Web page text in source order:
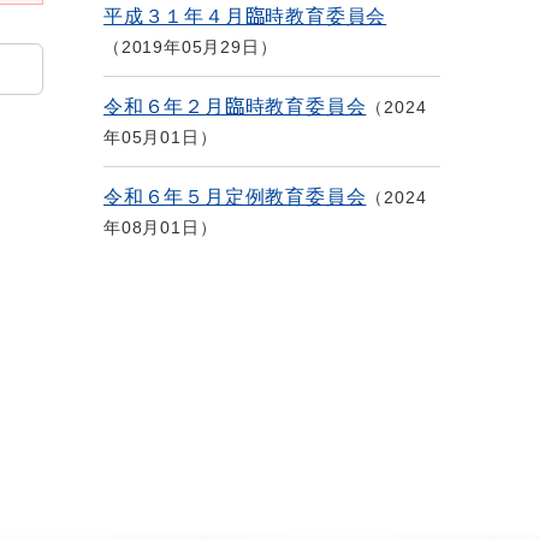
平成３１年４月臨時教育委員会
2019年05月29日
令和６年２月臨時教育委員会
2024
年05月01日
令和６年５月定例教育委員会
2024
年08月01日